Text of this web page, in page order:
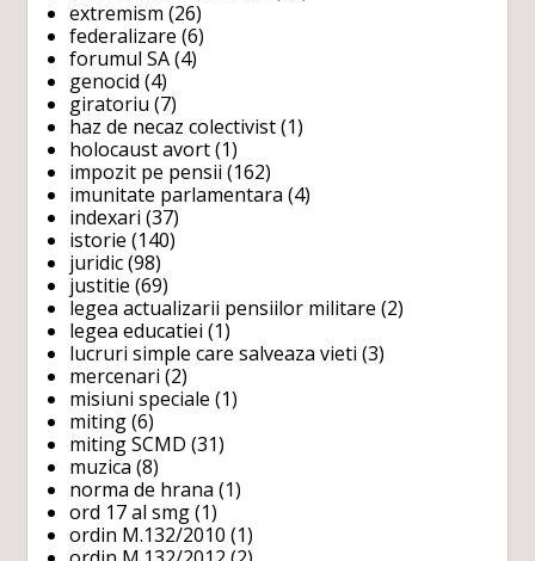
extremism (26)
federalizare (6)
forumul SA (4)
genocid (4)
giratoriu (7)
haz de necaz colectivist (1)
holocaust avort (1)
impozit pe pensii (162)
imunitate parlamentara (4)
indexari (37)
istorie (140)
juridic (98)
justitie (69)
legea actualizarii pensiilor militare (2)
legea educatiei (1)
lucruri simple care salveaza vieti (3)
mercenari (2)
misiuni speciale (1)
miting (6)
miting SCMD (31)
muzica (8)
norma de hrana (1)
ord 17 al smg (1)
ordin M.132/2010 (1)